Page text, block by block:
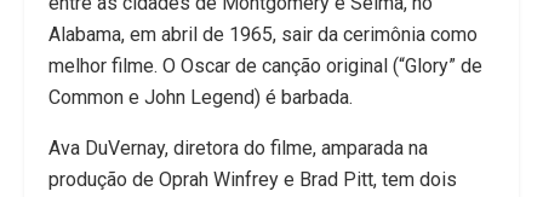
Alabama, em abril de 1965, sair da cerimônia como
melhor filme. O Oscar de canção original (“Glory” de
Common e John Legend) é barbada.
Ava DuVernay, diretora do filme, amparada na
produção de Oprah Winfrey e Brad Pitt, tem dois